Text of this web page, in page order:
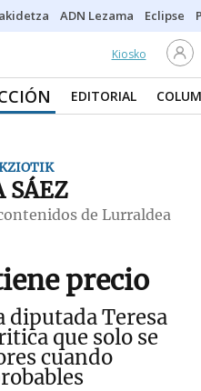
ADN Lezama Eclipse
Kiosko
EDITORIAL
SÁEZ
de Lurraldea
precio
diputada Teresa
que solo se
cuando